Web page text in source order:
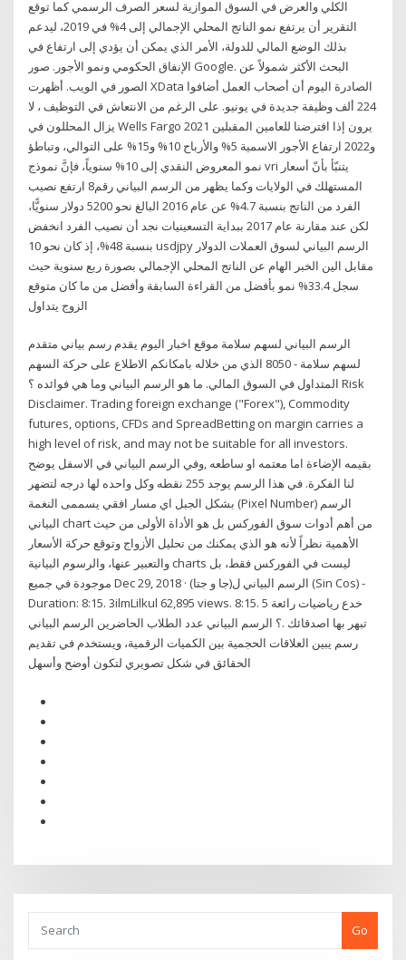
الكلي والعرض في السوق الموازية لسعر الصرف الرسمي كما توقع
التقرير أن يرتفع نمو الناتج المحلي الإجمالي إلى 4% في 2019، ليدعم
بذلك الوضع المالي للدولة، الأمر الذي يمكن أن يؤدي إلى ارتفاع في
الإنفاق الحكومي ونمو الأجور. صور Google. البحث الأكثر شمولاً عن
الصور في الويب. أظهرت XData الصادرة اليوم أن أصحاب العمل أضافوا
224 ألف وظيفة جديدة في يونيو. على الرغم من الانتعاش في التوظيف ، لا
يزال المحللون في Wells Fargo يرون إذا افترضنا للعامين المقبلين 2021
و2022 ارتفاع الأجور الاسمية 5% والأرباح 10% و15% على التوالي، وتباطؤ
نمو المعروض النقدي إلى 10% سنوياً، فإنَّ نموذج vri يتنبّأ بأنّ أسعار
المستهلك في الولايات وكما يظهر من الرسم البياني رقم8 ارتفع نصيب
الفرد من الناتج بنسبة 4.7% عن عام 2016 البالغ نحو 5200 دولار سنويًّا،
لكن عند مقارنة عام 2017 ببداية التسعينيات نجد أن نصيب الفرد انخفض
بنسبة 48%، إذ كان نحو 10 ‎usdjpy‎ الرسم البياني لسوق العملات الدولار
مقابل الين الخبر الهام عن الناتج المحلي الإجمالي بصورة ربع سنوية حيث
سجل 33.4% نمو بأفضل من القراءة السابقة وأفضل من ما كان متوقع
الزوج يتداول
الرسم البياني لسهم سلامة موقع اخبار اليوم يقدم رسم بياني متقدم
لسهم سلامة - 8050 الذي من خلاله بامكانكم الاطلاع على حركة السهم
المتداول في السوق المالي. ما هو الرسم البياني وما هي فوائده ؟ Risk
Disclaimer. Trading foreign exchange ("Forex"), Commodity
futures, options, CFDs and SpreadBetting on margin carries a
high level of risk, and may not be suitable for all investors.
بقيمه الإضاءة اما معتمه او ساطعه ,وفي الرسم البياني في الاسفل يوضح
لنا الفكرة. في هذا الرسم يوجد 255 نقطه وكل واحده لها درجه لتضهر
بشكل الجبل اي مسار افقي يسممى النغمة (Pixel Number) الرسم
البياني chart من أهم أدوات سوق الفوركس بل هو الأداة الأولى من حيث
الأهمية نظراً لأنه هو الذي يمكنك من تحليل الأزواج وتوقع حركة الأسعار
والتعبير عنها، والرسوم البيانية charts ليست في الفوركس فقط، بل
موجودة في جميع Dec 29, 2018 · الرسم البياني ل(جا و جتا) (Sin Cos) -
Duration: 8:15. 3ilmLilkul 62,895 views. 8:15. 5 خدع رياضيات رائعة
تبهر بها اصدقائك .؟ الرسم البياني عدد الطلاب الحاضرين الرسم البياني
رسم يبين العلاقات الحجمية بين الكميات الرقمية، ويستخدم في تقديم
الحقائق في شكل تصويري لتكون أوضح وأسهل
Go